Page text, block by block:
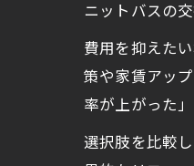
ニットバスの
費用を抑えた
策や家賃アッ
率が上がった
選択肢を比較